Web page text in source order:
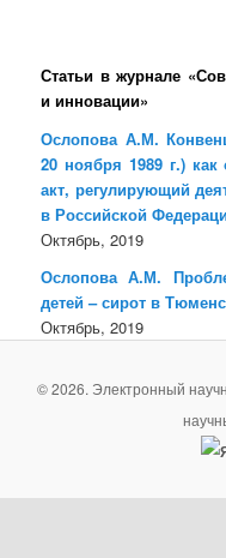
Статьи в журнале
и инновации»
Ослопова А.М.
20 ноября 1989 г.)
акт, регулирующий
в Российской
Октябрь, 2019
Ослопова А.М.
детей – сирот в
Октябрь, 2019
© 2026. Электронный